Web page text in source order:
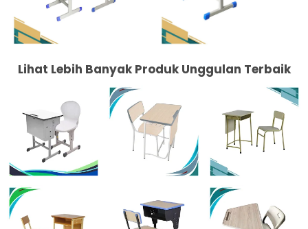
Lihat Lebih Banyak Produk Unggulan Terbaik